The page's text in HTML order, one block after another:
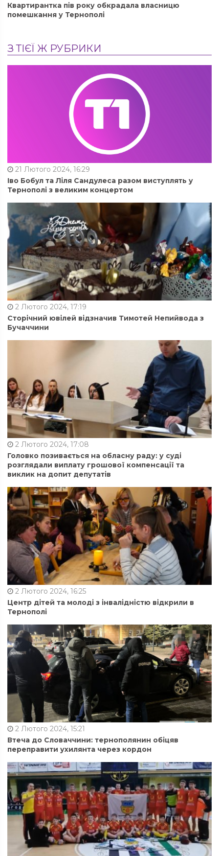
Квартирантка пів року обкрадала власницю
помешкання у Тернополі
З ТІЄЇ Ж РУБРИКИ
21 Лютого 2024, 16:29
Іво Бобул та Ліля Сандулеса разом виступлять у
Тернополі з великим концертом
2 Лютого 2024, 17:19
Сторічний ювілей відзначив Тимотей Непийвода з
Бучаччини
2 Лютого 2024, 17:08
Головко позивається на обласну раду: у суді
розглядали виплату грошової компенсації та
виклик на допит депутатів
2 Лютого 2024, 16:25
Центр дітей та молоді з інвалідністю відкрили в
Тернополі
2 Лютого 2024, 15:21
Втеча до Словаччини: тернополянин обіцяв
переправити ухилянта через кордон